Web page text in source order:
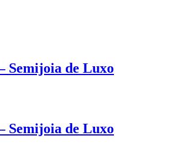
Semijoia de Luxo
Semijoia de Luxo